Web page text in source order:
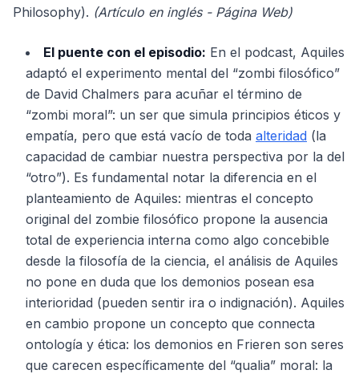
Philosophy). (Artículo en inglés - Página Web)
El puente con el episodio: En el podcast, Aquiles
adaptó el experimento mental del “zombi filosófico”
de David Chalmers para acuñar el término de
“zombi moral”: un ser que simula principios éticos y
empatía, pero que está vacío de toda alteridad (la
capacidad de cambiar nuestra perspectiva por la del
“otro”). Es fundamental notar la diferencia en el
planteamiento de Aquiles: mientras el concepto
original del zombie filosófico propone la ausencia
total de experiencia interna como algo concebible
desde la filosofía de la ciencia, el análisis de Aquiles
no pone en duda que los demonios posean esa
interioridad (pueden sentir ira o indignación). Aquiles
en cambio propone un concepto que connecta
ontología y ética: los demonios en Frieren son seres
que carecen específicamente del “qualia” moral: la